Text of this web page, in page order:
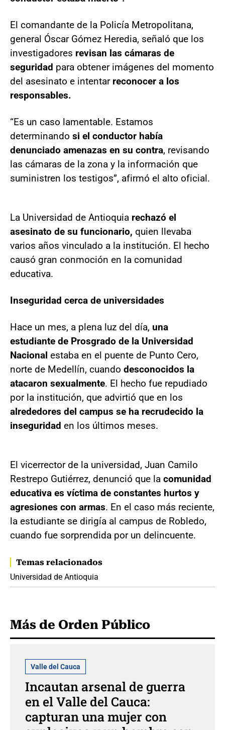
El comandante de la Policía Metropolitana,
general Óscar Gómez Heredia, señaló que los
investigadores revisan las cámaras de
seguridad para obtener imágenes del momento
del asesinato e intentar reconocer a los
responsables.
“Es un caso lamentable. Estamos
determinando si el conductor había
denunciado amenazas en su contra, revisando
las cámaras de la zona y la información que
suministren los testigos”, afirmó el alto oficial.
La Universidad de Antioquia rechazó el
asesinato de su funcionario, quien llevaba
varios años vinculado a la institución. El hecho
causó gran conmoción en la comunidad
educativa.
Inseguridad cerca de universidades
Hace un mes, a plena luz del día, una
estudiante de Prosgrado de la Universidad
Nacional estaba en el puente de Punto Cero,
norte de Medellín, cuando desconocidos la
atacaron sexualmente. El hecho fue repudiado
por la institución, que advirtió que en los
alrededores del campus se ha recrudecido la
inseguridad en los últimos meses.
El vicerrector de la universidad, Juan Camilo
Restrepo Gutiérrez, denunció que la comunidad
educativa es víctima de constantes hurtos y
agresiones con armas. En el caso más reciente,
la estudiante se dirigía al campus de Robledo,
cuando fue sorprendida por un delincuente.
Temas relacionados
Universidad de Antioquia
Más de Orden Público
Valle del Cauca
Incautan arsenal de guerra
en el Valle del Cauca:
capturan una mujer con